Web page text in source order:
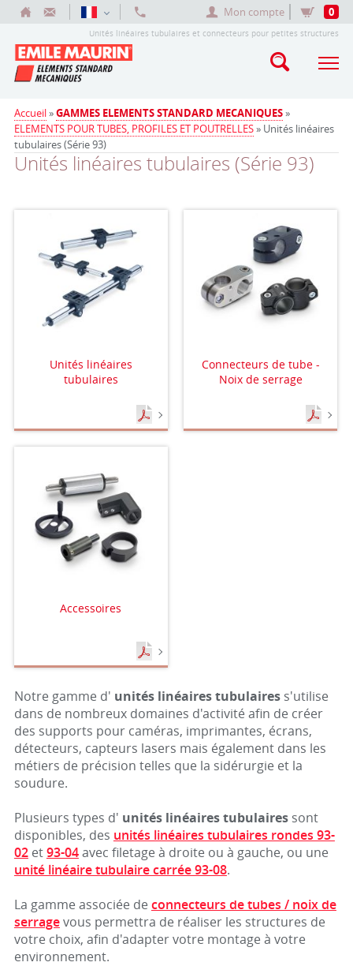
Mon compte 0
Unités linéaires tubulaires et connecteurs pour petites structures
Accueil»GAMMES ELEMENTS STANDARD MECANIQUES»
ELEMENTS POUR TUBES, PROFILES ET POUTRELLES» Unités linéaires
tubulaires (Série 93)
Unités linéaires tubulaires (Série 93)
Unités linéaires
tubulaires
Connecteurs de tube -
Noix de serrage
Accessoires
Notre gamme d' unités linéaires tubulaires s'utilise
dans de nombreux domaines d'activité afin de créer
des supports pour caméras, imprimantes, écrans,
détecteurs, capteurs lasers mais également dans les
métiers de précision telles que la sidérurgie et la
soudure.
Plusieurs types d' unités linéaires tubulairessont
disponibles, des unités linéaires tubulaires rondes 93-
02et93-04avec filetage à droite ou à gauche, ou une
unité linéaire tubulaire carrée 93-08.
La gamme associée de connecteurs de tubes / noix de
serragevous permettra de réaliser les structures de
votre choix, afin d'adapter votre montage à votre
environnement.